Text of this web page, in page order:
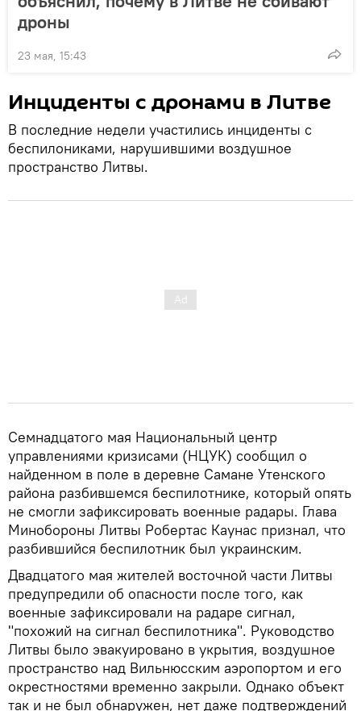
дроны
23 мая, 15:43
Инциденты с дронами в Литве
В последние недели участились инциденты с
беспилониками, нарушившими воздушное
пространство Литвы.
Семнадцатого мая Национальный центр
управлениями кризисами (НЦУК) сообщил о
найденном в поле в деревне Самане Утенского
района разбившемся беспилотнике, который опять
не смогли зафиксировать военные радары. Глава
Минобороны Литвы Робертас Каунас признал, что
разбившийся беспилотник был украинским.
Двадцатого мая жителей восточной части Литвы
предупредили об опасности после того, как
военные зафиксировали на радаре сигнал,
"похожий на сигнал беспилотника". Руководство
Литвы было эвакуировано в укрытия, воздушное
пространство над Вильнюсским аэропортом и его
окрестностями временно закрыли. Однако объект
так и не был обнаружен, нет даже подтверждений